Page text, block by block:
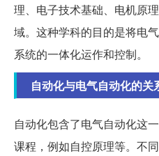
理、电子技术基础、电机原
域。这种学科的目的是将电
系统的一体化运作和控制。
自动化与电气自动化的关
自动化包含了电气自动化这
课程，例如自控原理等。不